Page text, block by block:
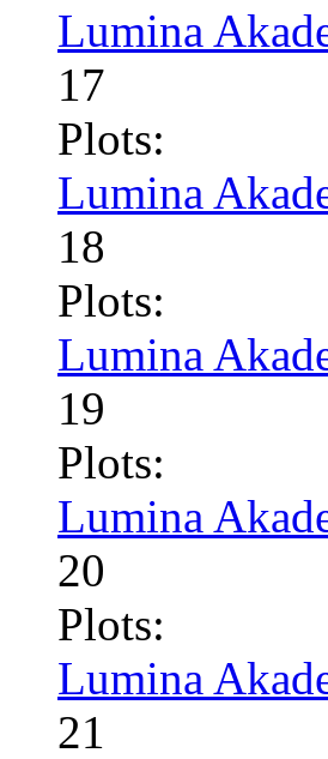
Lumina
17
Plots:
Lumina
18
Plots:
Lumina
19
Plots:
Lumina
20
Plots:
Lumina
21